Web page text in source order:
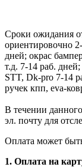
Сроки ожидания
ориентировочно
дней; окрас
т.д. 7-14 раб.
STT, Dk-pro 7-14
ручек кпп, eva-
В течении
эл. почту для
Оплата может
1. Оплата на